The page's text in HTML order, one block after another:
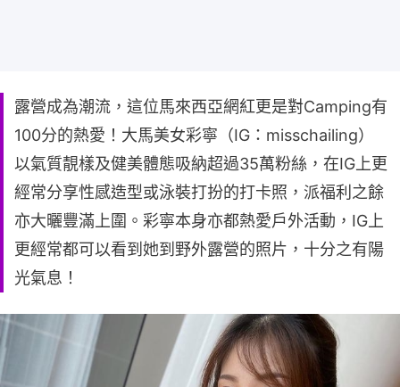
露營成為潮流，這位馬來西亞網紅更是對Camping有
100分的熱愛！大馬美女彩寧（IG：misschailing）
以氣質靚樣及健美體態吸納超過35萬粉絲，在IG上更
經常分享性感造型或泳裝打扮的打卡照，派福利之餘
亦大曬豐滿上圍。彩寧本身亦都熱愛戶外活動，IG上
更經常都可以看到她到野外露營的照片，十分之有陽
光氣息！